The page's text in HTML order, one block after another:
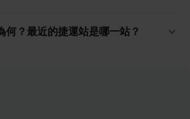
何？最近的捷運站是哪一站？